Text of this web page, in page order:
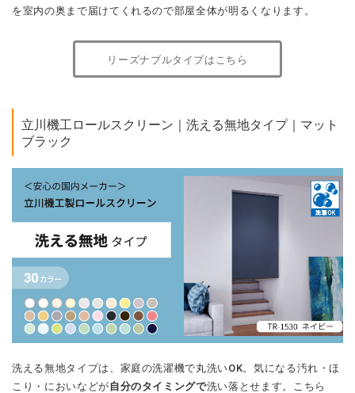
を室内の奥まで届けてくれるので部屋全体が明るくなります。
リーズナブルタイプはこちら
立川機工ロールスクリーン｜洗える無地タイプ｜マット
ブラック
洗える無地タイプは、家庭の洗濯機で丸洗いOK。気になる汚れ・ほ
こり・においなどが自分のタイミングで洗い落とせます。こちら